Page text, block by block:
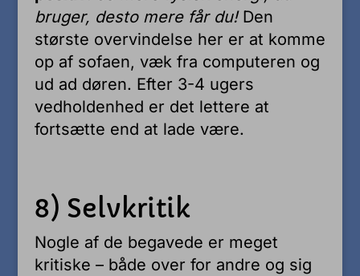
bruger, desto mere får du!Den
største overvindelse her er at komme
op af sofaen, væk fra computeren og
ud ad døren. Efter 3-4 ugers
vedholdenhed er det lettere at
fortsætte end at lade være.
8) Selvkritik
Nogle af de begavede er meget
kritiske – både over for andre og sig